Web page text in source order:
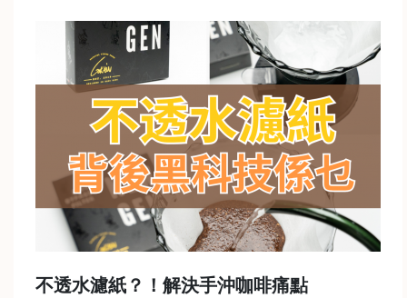
不透水濾紙？！解決手沖咖啡痛點